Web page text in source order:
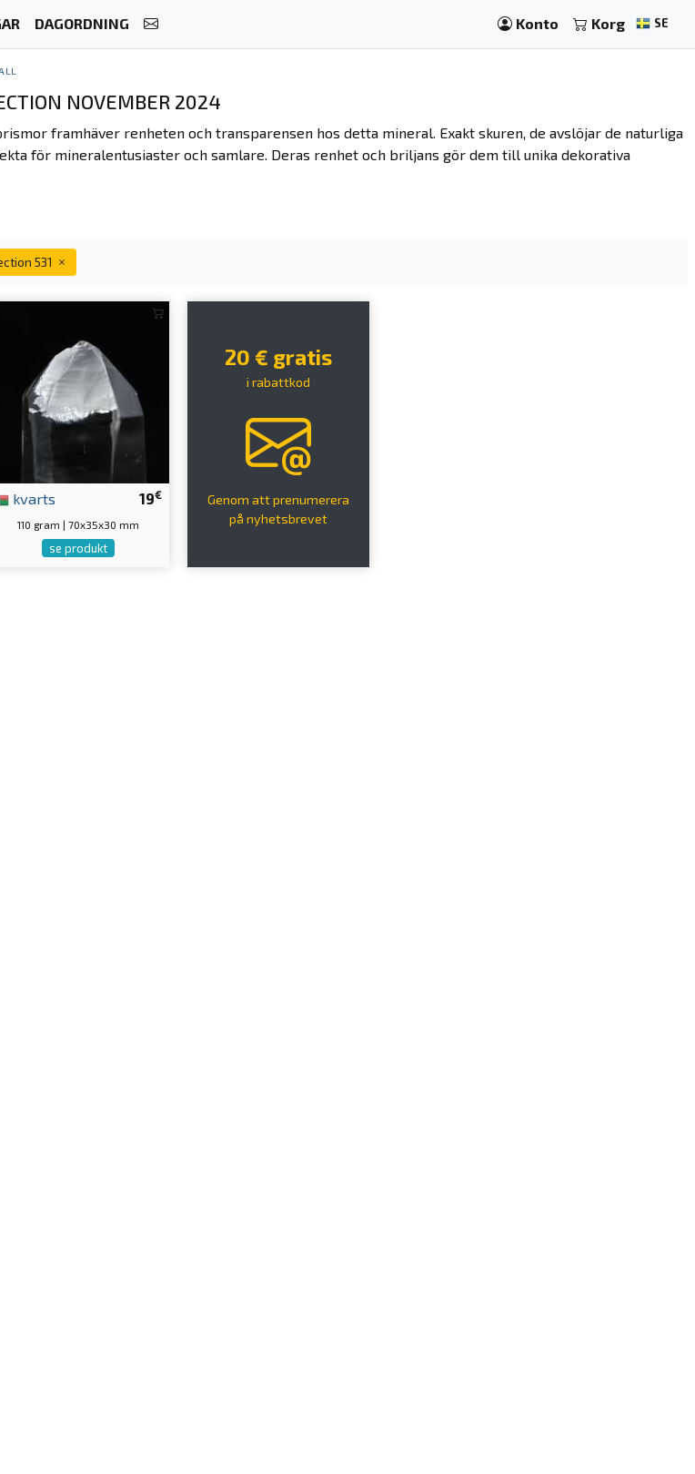
DAGORDNING Konto Korg SE
NOVEMBER 2024
framhäver renheten och transparensen hos detta mineral. Exakt skuren, de avslöjar de naturliga
för mineralentusiaster och samlare. Deras renhet och briljans gör dem till unika dekorativa
531
19€
kvarts
110 gram | 70x35x30 mm
se produkt
20 € gratis
i rabattkod
Genom att prenumerera
på nyhetsbrevet